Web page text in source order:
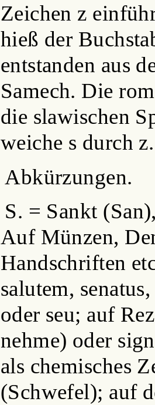
Zeichen z
hieß der
entstanden aus
Samech. Die
die slawischen
weiche s durch z.
Abkürzungen.
S. = Sankt
Auf Münzen,
Handschriften
salutem,
oder seu; auf
nehme) oder
als chemisches
(Schwefel); auf